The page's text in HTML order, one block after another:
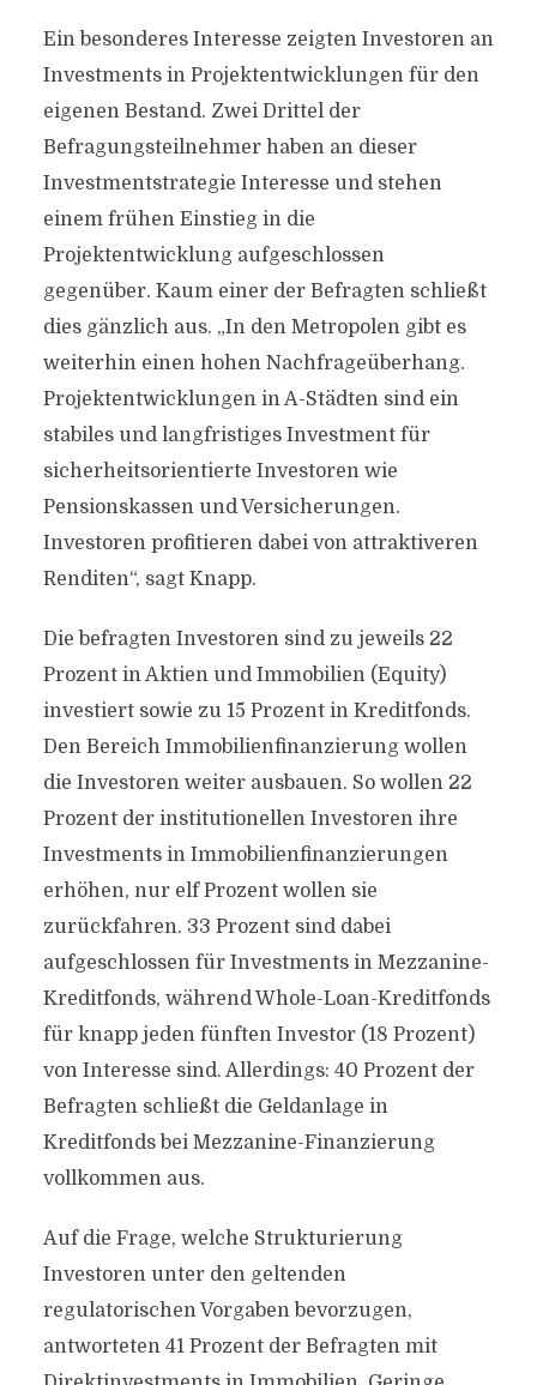
Ein besonderes Interesse zeigten Investoren an
Investments in Projektentwicklungen für den
eigenen Bestand. Zwei Drittel der
Befragungsteilnehmer haben an dieser
Investmentstrategie Interesse und stehen
einem frühen Einstieg in die
Projektentwicklung aufgeschlossen
gegenüber. Kaum einer der Befragten schließt
dies gänzlich aus. „In den Metropolen gibt es
weiterhin einen hohen Nachfrageüberhang.
Projektentwicklungen in A-Städten sind ein
stabiles und langfristiges Investment für
sicherheitsorientierte Investoren wie
Pensionskassen und Versicherungen.
Investoren profitieren dabei von attraktiveren
Renditen“, sagt Knapp.
Die befragten Investoren sind zu jeweils 22
Prozent in Aktien und Immobilien (Equity)
investiert sowie zu 15 Prozent in Kreditfonds.
Den Bereich Immobilienfinanzierung wollen
die Investoren weiter ausbauen. So wollen 22
Prozent der institutionellen Investoren ihre
Investments in Immobilienfinanzierungen
erhöhen, nur elf Prozent wollen sie
zurückfahren. 33 Prozent sind dabei
aufgeschlossen für Investments in Mezzanine-
Kreditfonds, während Whole-Loan-Kreditfonds
für knapp jeden fünften Investor (18 Prozent)
von Interesse sind. Allerdings: 40 Prozent der
Befragten schließt die Geldanlage in
Kreditfonds bei Mezzanine-Finanzierung
vollkommen aus.
Auf die Frage, welche Strukturierung
Investoren unter den geltenden
regulatorischen Vorgaben bevorzugen,
antworteten 41 Prozent der Befragten mit